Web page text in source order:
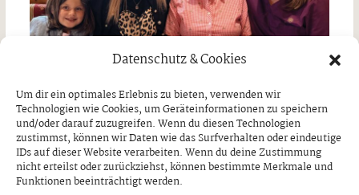
Datenschutz & Cookies
Um dir ein optimales Erlebnis zu bieten, verwenden wir
Technologien wie Cookies, um Geräteinformationen zu speichern
und/oder darauf zuzugreifen. Wenn du diesen Technologien
zustimmst, können wir Daten wie das Surfverhalten oder eindeutige
IDs auf dieser Website verarbeiten. Wenn du deine Zustimmung
nicht erteilst oder zurückziehst, können bestimmte Merkmale und
Funktionen beeinträchtigt werden.
Fotos. Gepfelgtes Wohnen Zell/Ziller
VORHERIGER BEITRAG
Diätberatung am
NÄCHSTER BEITRAG